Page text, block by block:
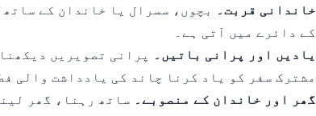
خاندانی قربت۔ بچوں، سسرال یا خاندان کے
کے دائرے میں آتی ہے۔
یادیں اور پرانی باتیں۔ پرانی تصویریں
مشترک سفر کو یاد کرنا چاند کی یادداشت والی
گھر اور خاندان کے منصوبے۔ ساتھ رہنا، گھر